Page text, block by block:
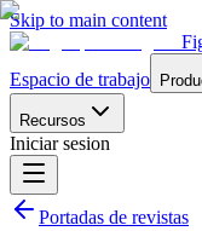
Skip to main content
Espacio de trabajo
Recursos
Iniciar sesion
Portadas de revistas